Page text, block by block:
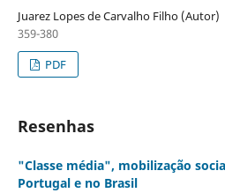
Juarez Lopes de Carvalho Filho (Autor)
359-380
PDF
Resenhas
"Classe média", mobilização
Portugal e no Brasil